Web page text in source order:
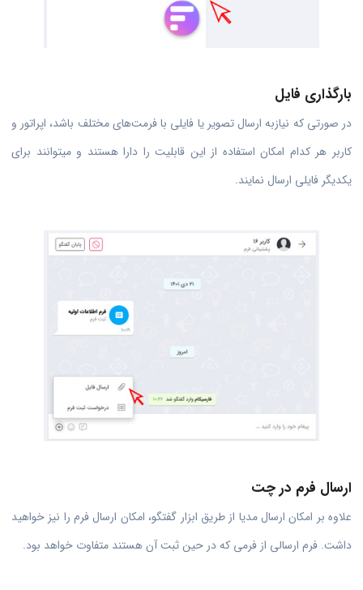
بارگذاری فایل
در صورتی که نیازبه ارسال تصویر یا فایلی با فرمت‌های مختلف باشد، اپراتور و
کاربر هر کدام امکان استفاده از این قابلیت را دارا هستند و میتوانند برای
یکدیگر فایلی ارسال نمایند.
ارسال فرم در چت
علاوه بر امکان ارسال مدیا از طریق ابزار گفتگو، امکان ارسال فرم را نیز خواهید
داشت. فرم ارسالی از فرمی که در حین ثبت آن هستند متفاوت خواهد بود.